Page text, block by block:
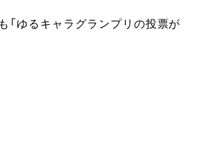
「ゆるキャラグランプリの投票が